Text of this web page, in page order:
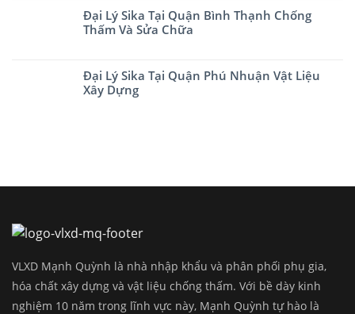
Đại Lý Sika Tại Quận Bình Thạnh Chống
Thấm Và Sửa Chữa
Đại Lý Sika Tại Quận Phú Nhuận Vật Liệu
Xây Dựng
VLXD Mạnh Quỳnh là nhà nhập khẩu và phân phối phụ gia,
hóa chất xây dựng và vật liệu chống thấm. Với bề dày kinh
nghiệm 10 năm trong lĩnh vực này, Mạnh Quỳnh tự hào là